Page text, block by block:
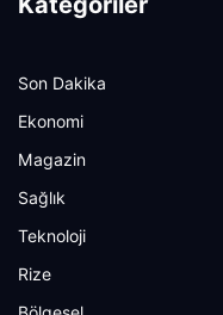
Son Dakika
Ekonomi
Magazin
Sağlık
Teknoloji
Rize